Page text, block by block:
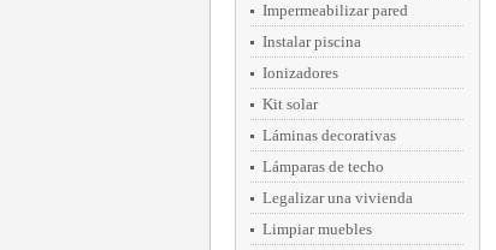
Impermeabilizar pared
Instalar piscina
Ionizadores
Kit solar
Láminas decorativas
Lámparas de techo
Legalizar una vivienda
Limpiar muebles